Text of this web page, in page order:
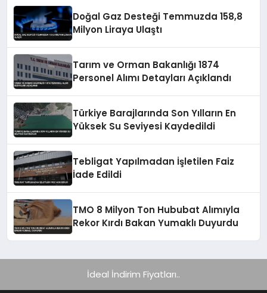
Doğal Gaz Desteği Temmuzda 158,8
Milyon Liraya Ulaştı
Tarım ve Orman Bakanlığı 1874
Personel Alımı Detayları Açıklandı
Türkiye Barajlarında Son Yılların En
Yüksek Su Seviyesi Kaydedildi
Tebligat Yapılmadan İşletilen Faiz
İade Edildi
TMO 8 Milyon Ton Hububat Alımıyla
Rekor Kırdı Bakan Yumaklı Duyurdu
İdeal İndirim Fiyatları..